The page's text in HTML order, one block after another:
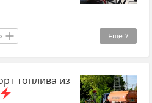
Еще 7
топливо
Бензин
топлива из